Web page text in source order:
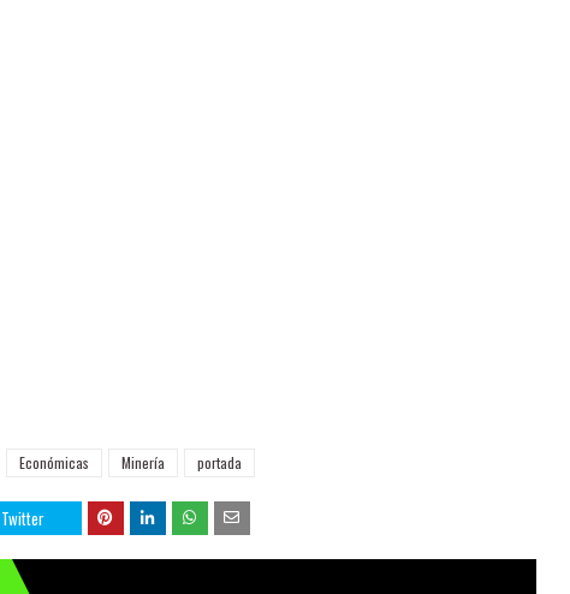
Económicas Minería portada
Twitter